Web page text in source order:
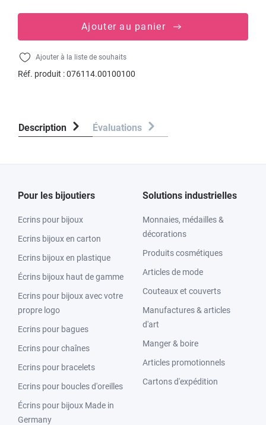
Ajouter au panier
Ajouter à la liste de souhaits
Réf. produit :076114.00100100
Description Évaluations
Pour les bijoutiers
Ecrins pour bijoux
Ecrins bijoux en carton
Ecrins bijoux en plastique
Écrins bijoux haut de gamme
Ecrins pour bijoux avec votre
propre logo
Ecrins pour bagues
Ecrins pour chaînes
Ecrins pour bracelets
Ecrins pour boucles d'oreilles
Écrins pour bijoux Made in
Germany
Solutions industrielles
Monnaies, médailles &
décorations
Produits cosmétiques
Articles de mode
Couteaux et couverts
Manufactures & articles
d'art
Manger & boire
Articles promotionnels
Cartons d'expédition